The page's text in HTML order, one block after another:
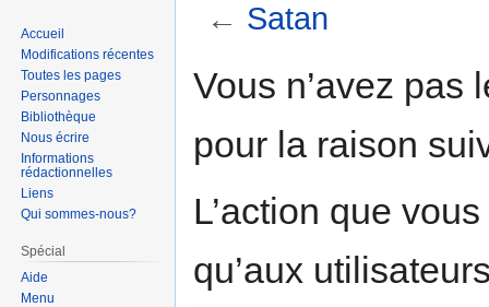
← Satan
à
navigation
à
recherche
Vous n’avez pas
pour la raison
L’action que
qu’aux
Accueil
Modifications récentes
Toutes les pages
Personnages
Bibliothèque
Nous écrire
Informations
rédactionnelles
Liens
Qui sommes-nous?
Spécial
Aide
Menu